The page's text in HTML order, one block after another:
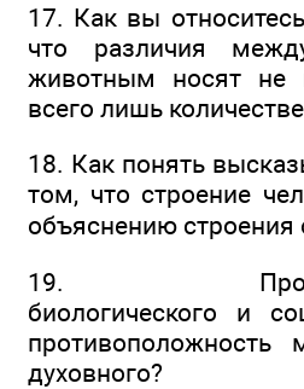
17. Как вы
что различия
животным носят не
всего лишь
18. Как понять
том, что строение
объяснению строения
19.
биологического и
противоположность
духовного?